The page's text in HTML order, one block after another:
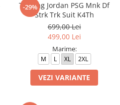
-29%
Trening Jordan PSG Mnk Df
Strk Trk Suit K4Th
699,00 Lei
499,00 Lei
Marime:
M L XL 2XL
VEZI VARIANTE